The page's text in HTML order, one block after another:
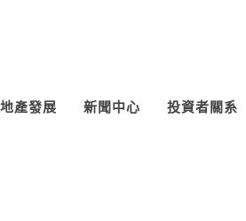
地產發展 新聞中心 投資者關系